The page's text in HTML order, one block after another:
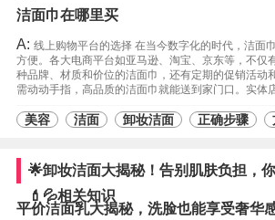
洁面巾在哪里买
A: 线上购物平台的选择 在当今数字化的时代，洁面
方便。各大电商平台如亚马逊、淘宝、京东等，不仅
种品牌、材质和价位的洁面巾，还有定期的促销活动
需动动手指，高品质的洁面巾就能送到家门口。实体
美容 洁面 卸妆洁面 正确步骤
🌟卸妆洁面大揭秘！告别肌肤负担，
💄💦相关知识
平价洁面乳大揭秘，洗脸也能享受奢华